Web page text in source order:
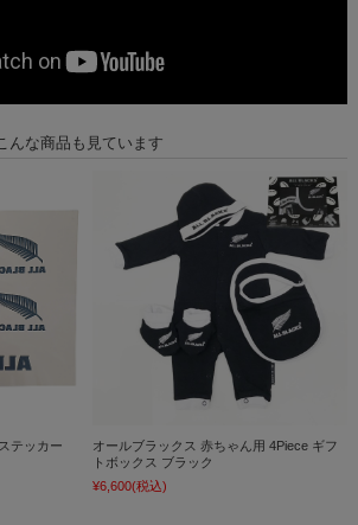
んな商品も見ています
テッカー
オールブラックス 赤ちゃん用 4Piece ギフ
トボックス ブラック
¥6,600(税込)